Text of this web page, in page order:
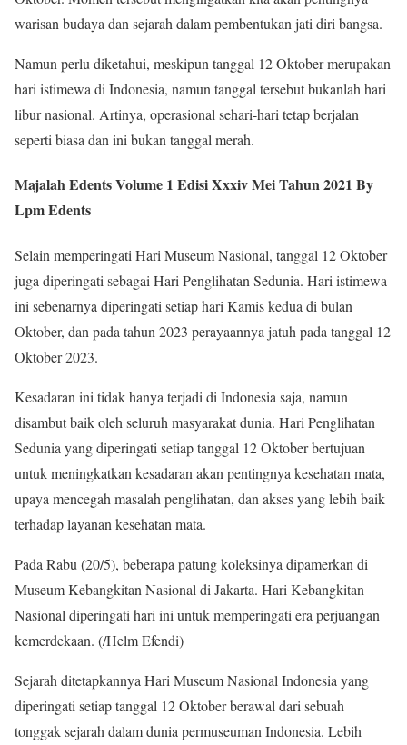
warisan budaya dan sejarah dalam pembentukan jati diri bangsa.
Namun perlu diketahui, meskipun tanggal 12 Oktober merupakan
hari istimewa di Indonesia, namun tanggal tersebut bukanlah hari
libur nasional. Artinya, operasional sehari-hari tetap berjalan
seperti biasa dan ini bukan tanggal merah.
Majalah Edents Volume 1 Edisi Xxxiv Mei Tahun 2021 By
Lpm Edents
Selain memperingati Hari Museum Nasional, tanggal 12 Oktober
juga diperingati sebagai Hari Penglihatan Sedunia. Hari istimewa
ini sebenarnya diperingati setiap hari Kamis kedua di bulan
Oktober, dan pada tahun 2023 perayaannya jatuh pada tanggal 12
Oktober 2023.
Kesadaran ini tidak hanya terjadi di Indonesia saja, namun
disambut baik oleh seluruh masyarakat dunia. Hari Penglihatan
Sedunia yang diperingati setiap tanggal 12 Oktober bertujuan
untuk meningkatkan kesadaran akan pentingnya kesehatan mata,
upaya mencegah masalah penglihatan, dan akses yang lebih baik
terhadap layanan kesehatan mata.
Pada Rabu (20/5), beberapa patung koleksinya dipamerkan di
Museum Kebangkitan Nasional di Jakarta. Hari Kebangkitan
Nasional diperingati hari ini untuk memperingati era perjuangan
kemerdekaan. (/Helm Efendi)
Sejarah ditetapkannya Hari Museum Nasional Indonesia yang
diperingati setiap tanggal 12 Oktober berawal dari sebuah
tonggak sejarah dalam dunia permuseuman Indonesia. Lebih